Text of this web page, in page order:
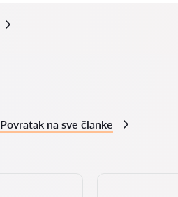
Povratak na sve članke